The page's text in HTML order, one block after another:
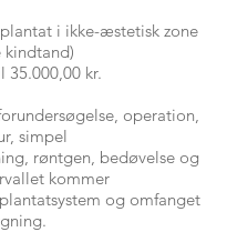
i ikke-æstetisk zone
kindtand)
35.000,00 kr.
operation,
simpel
røntgen, bedøvelse og
kommer
og omfanget